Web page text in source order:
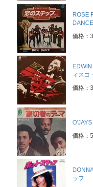
ROSE
価格：
ィスコ
価格：
価格：
ッフ